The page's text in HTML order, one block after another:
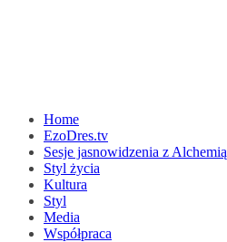
Home
EzoDres.tv
Sesje jasnowidzenia z Alchemią
Styl życia
Kultura
Styl
Media
Współpraca